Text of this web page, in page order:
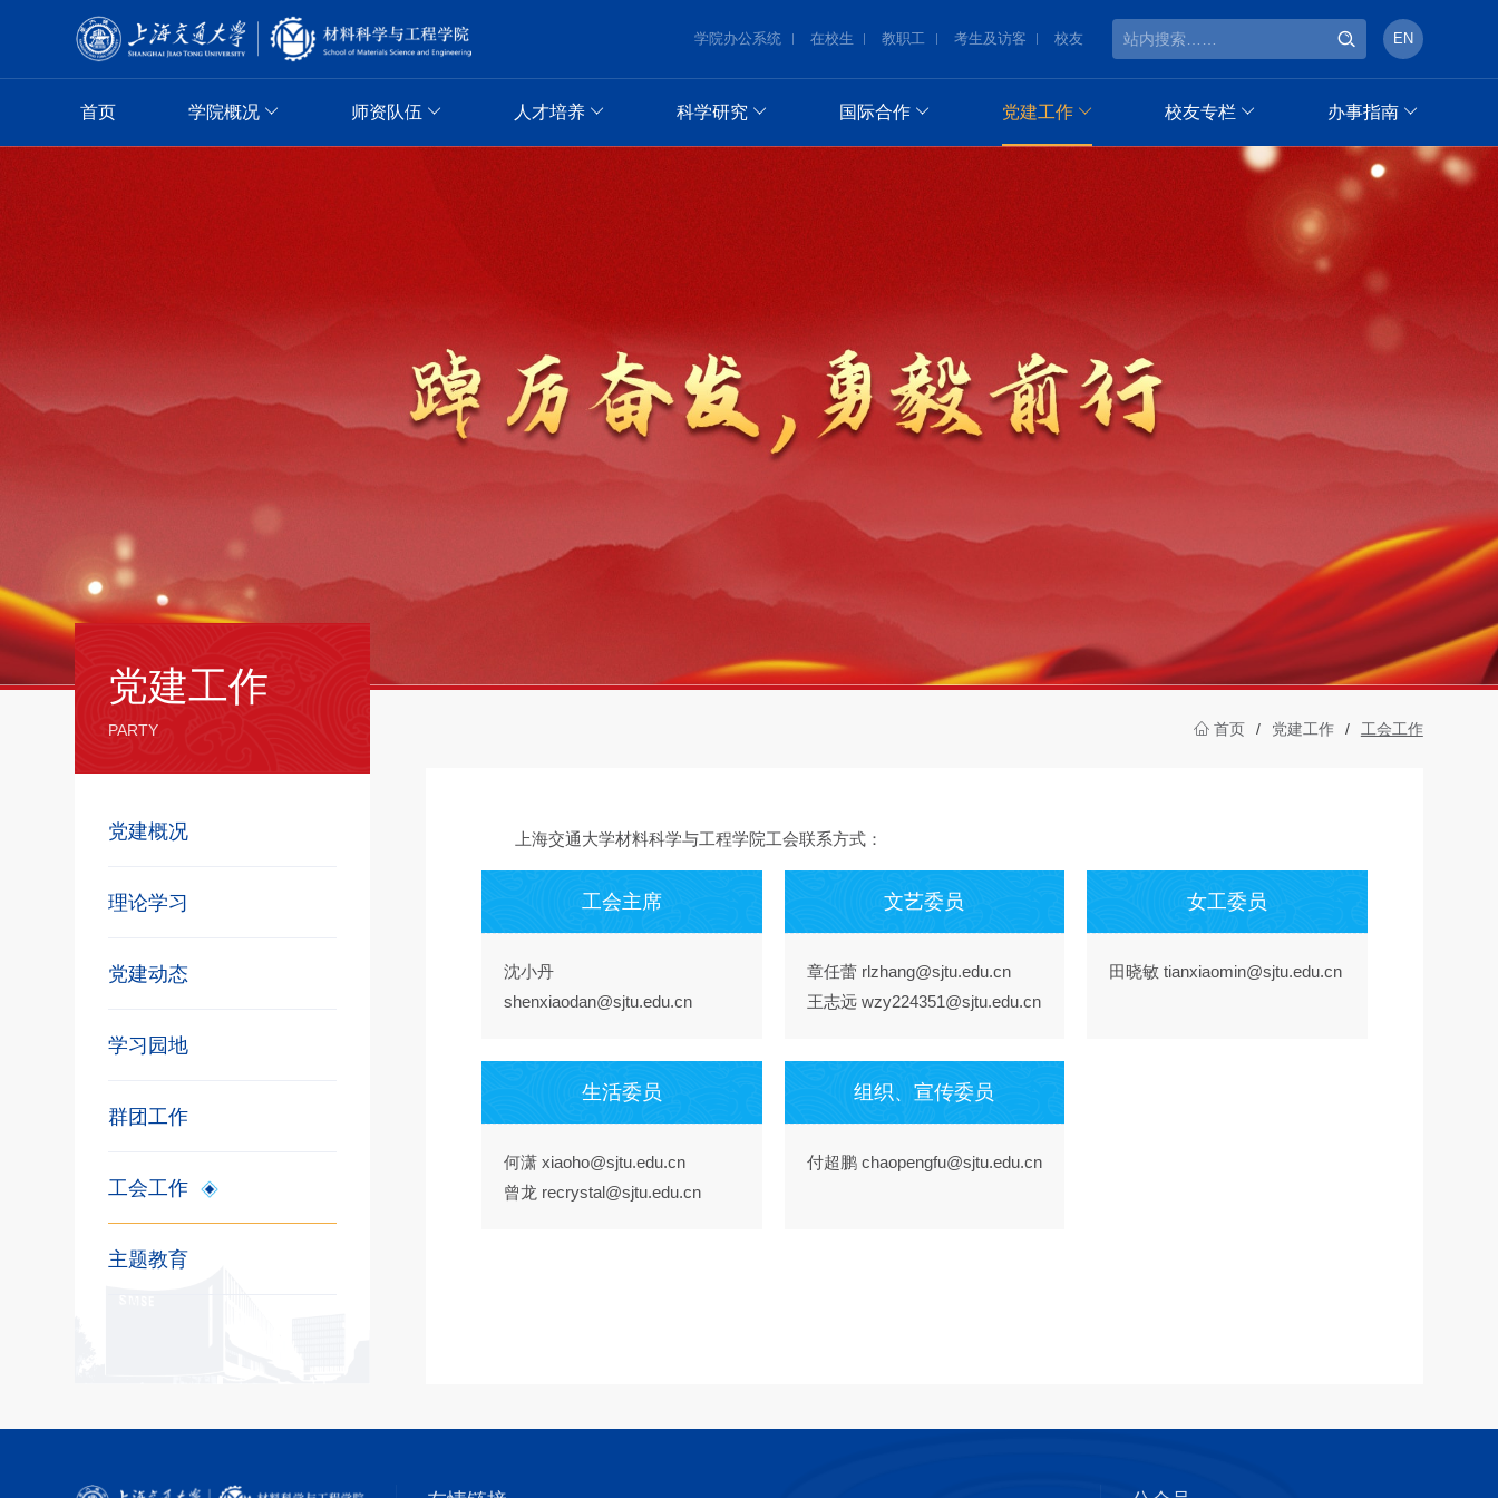
学院办公系统 在校生 教职工 考生及访客 校友 EN
首页 学院概况 师资队伍 人才培养 科学研究 国际合作 党建工作 校友专栏 办事指南
首页 / 党建工作 / 工会工作
党建工作
PARTY
党建概况
理论学习
党建动态
学习园地
群团工作
工会工作
主题教育
上海交通大学材料科学与工程学院工会联系方式：
工会主席
沈小丹
shenxiaodan@sjtu.edu.cn
文艺委员
章任蕾 rlzhang@sjtu.edu.cn
王志远 wzy224351@sjtu.edu.cn
女工委员
田晓敏 tianxiaomin@sjtu.edu.cn
生活委员
何潇 xiaoho@sjtu.edu.cn
曾龙 recrystal@sjtu.edu.cn
组织、宣传委员
付超鹏 chaopengfu@sjtu.edu.cn